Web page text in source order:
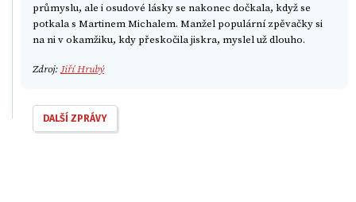
průmyslu, ale i osudové lásky se nakonec dočkala, když se
potkala s Martinem Michalem. Manžel populární zpěvačky si
na ni v okamžiku, kdy přeskočila jiskra, myslel už dlouho.
Zdroj: Jiří Hrubý
DALŠÍ ZPRÁVY